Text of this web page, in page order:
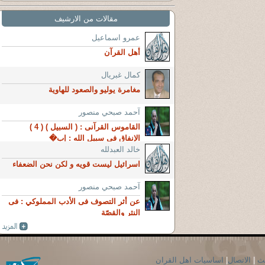
مقالات من الارشيف
عمرو اسماعيل
أهل القرآن
كمال غبريال
مغامرة يوليو والصعود للهاوية
آحمد صبحي منصور
القاموس القرآنى : ( السبيل ) ( 4 )
الإنفاق في سبيل الله : إب�
خالد العبدلله
اسرائيل ليست قويه و لكن نحن الضعفاء
آحمد صبحي منصور
عن أثر التصوف فى الأدب المملوكي : فى
النثر والقصّة
الاتصال اساسيات اهل القران